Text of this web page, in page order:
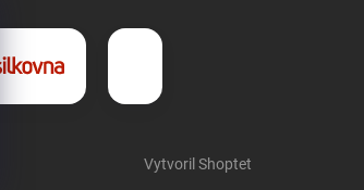
Vytvoril Shoptet